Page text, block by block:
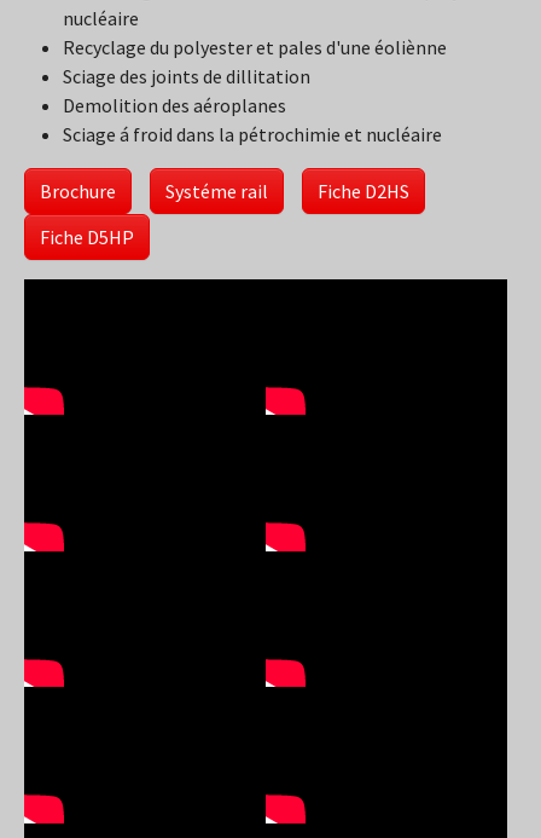
nucléaire
Recyclage du polyester et pales d'une éoliènne
Sciage des joints de dillitation
Demolition des aéroplanes
Sciage á froid dans la pétrochimie et nucléaire
Brochure Systéme rail
Fiche D2HS
Fiche D5HP